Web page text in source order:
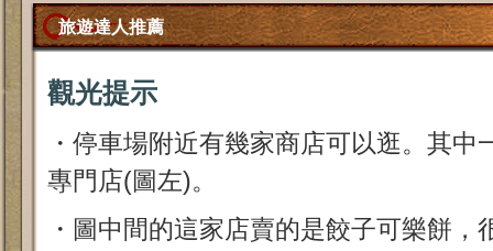
旅遊達人推薦
觀光提示
・停車場附近有幾家商店可以逛。其中
專門店(圖左)。
・圖中間的這家店賣的是餃子可樂餅